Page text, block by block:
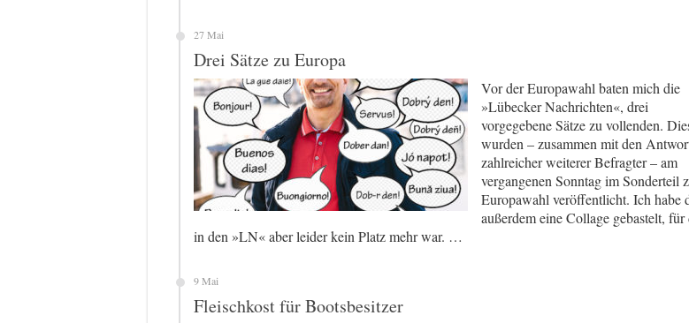
27 Mai
Drei Sätze zu Europa
Vor der Europawahl baten mich die
»Lübecker Nachrichten«, drei
vorgegebene Sätze zu vollenden.
wurden – zusammen mit den
zahlreicher weiterer Befragter – am
vergangenen Sonntag im Sonderteil
Europawahl veröffentlicht. Ich habe
außerdem eine Collage gebastelt, für
in den »LN« aber leider kein Platz mehr war. …
9 Mai
Fleischkost für Bootsbesitzer